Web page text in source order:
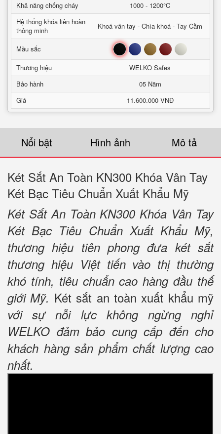
Khả năng chống cháy
1000 - 1200°C
Hệ thống khóa liên hoàn
thông minh
Khoá vân tay - Chìa khoá - Tay Cầm
Mầu sắc Đen Xanh Nâu Đỏ Trắng
Thương hiệu
WELKO Safes
Bảo hành
05 Năm
Giá
11.600.000 VNĐ
Nổi bật Hình ảnh Mô tả
Két Sắt An Toàn KN300 Khóa Vân Tay
Két Bạc Tiêu Chuẩn Xuất Khẩu Mỹ
Két Sắt An Toàn KN300 Khóa Vân Tay
Két Bạc Tiêu Chuẩn Xuất Khẩu Mỹ,
thương hiệu tiên phong đưa két sắt
thương hiệu Việt tiến vào thị thường
khó tính, tiêu chuẩn cao hàng đầu thế
giới Mỹ. Két sắt an toàn xuất khẩu mỹ
với sự nỗi lực không ngừng nghỉ
WELKO đảm bảo cung cấp đến cho
khách hàng sản phẩm chất lượng cao
nhất.